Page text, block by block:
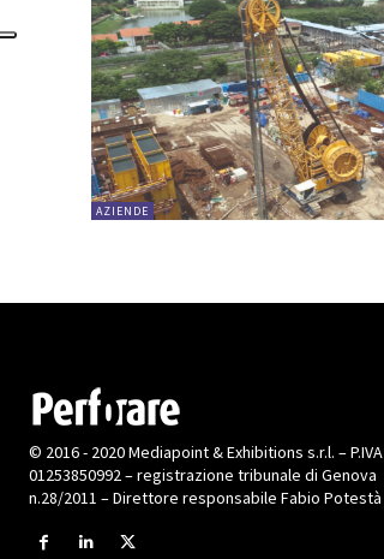
AZIENDE
© 2016 - 2020 Mediapoint & Exhibitions s.r.l. – P.IVA
01253850992 – registrazione tribunale di Genova
n.28/2011 – Direttore responsabile Fabio Potestà